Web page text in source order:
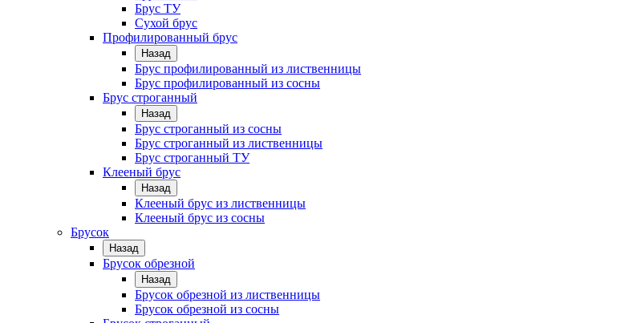
Брус ТУ
Сухой брус
Профилированный брус
Назад
Брус профилированный из лиственницы
Брус профилированный из сосны
Брус строганный
Назад
Брус строганный из сосны
Брус строганный из лиственницы
Брус строганный ТУ
Клееный брус
Назад
Клееный брус из лиственницы
Клееный брус из сосны
Брусок
Назад
Брусок обрезной
Назад
Брусок обрезной из лиственницы
Брусок обрезной из сосны